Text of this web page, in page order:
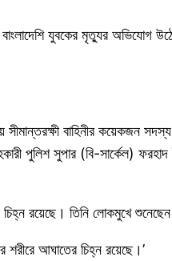
বাংলাদেশি যুবকের মৃত্যুর
বাহিনীর কয়েকজন
পুলিশ সুপার (বি-সার্কেল) ফরহাদ
রয়েছে। তিনি লোকমুখে
শরীরে আঘাতের চিহ্ন রয়েছে।’